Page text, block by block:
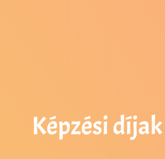
Képzési díjak